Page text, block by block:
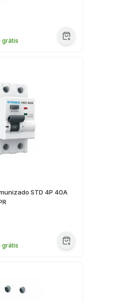
grátis
STD 4P 40A
grátis